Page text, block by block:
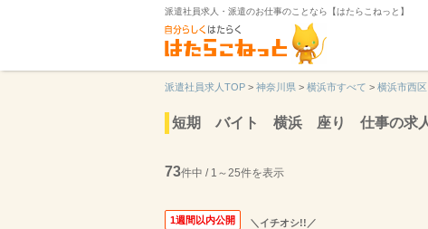
派遣社員求人・派遣のお仕事のことなら【はたらこねっと】
派遣社員求人TOP > 神奈川県 > 横浜市すべて > 横浜市西区
短期 バイト 横浜 座り 仕事の求
73件中 / 1～25件を表示
1週間以内公開 ＼イチオシ!!／